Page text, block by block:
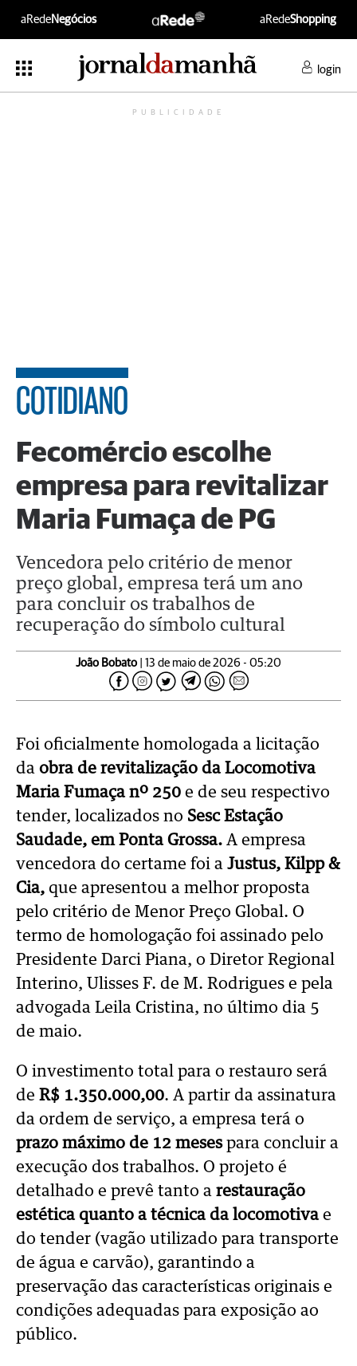
aRedeNegócios aRedeShopping
login
PUBLICIDADE
COTIDIANO
Fecomércio escolhe
empresa para revitalizar
Maria Fumaça de PG
Vencedora pelo critério de menor
preço global, empresa terá um ano
para concluir os trabalhos de
recuperação do símbolo cultural
João Bobato | 13 de maio de 2026 - 05:20
Foi oficialmente homologada a licitação
da obra de revitalização da Locomotiva
Maria Fumaça nº 250 e de seu respectivo
tender, localizados no Sesc Estação
Saudade, em Ponta Grossa. A empresa
vencedora do certame foi a Justus, Kilpp &
Cia, que apresentou a melhor proposta
pelo critério de Menor Preço Global. O
termo de homologação foi assinado pelo
Presidente Darci Piana, o Diretor Regional
Interino, Ulisses F. de M. Rodrigues e pela
advogada Leila Cristina, no último dia 5
de maio.
O investimento total para o restauro será
de R$ 1.350.000,00. A partir da assinatura
da ordem de serviço, a empresa terá o
prazo máximo de 12 meses para concluir a
execução dos trabalhos. O projeto é
detalhado e prevê tanto a restauração
estética quanto a técnica da locomotiva e
do tender (vagão utilizado para transporte
de água e carvão), garantindo a
preservação das características originais e
condições adequadas para exposição ao
público.